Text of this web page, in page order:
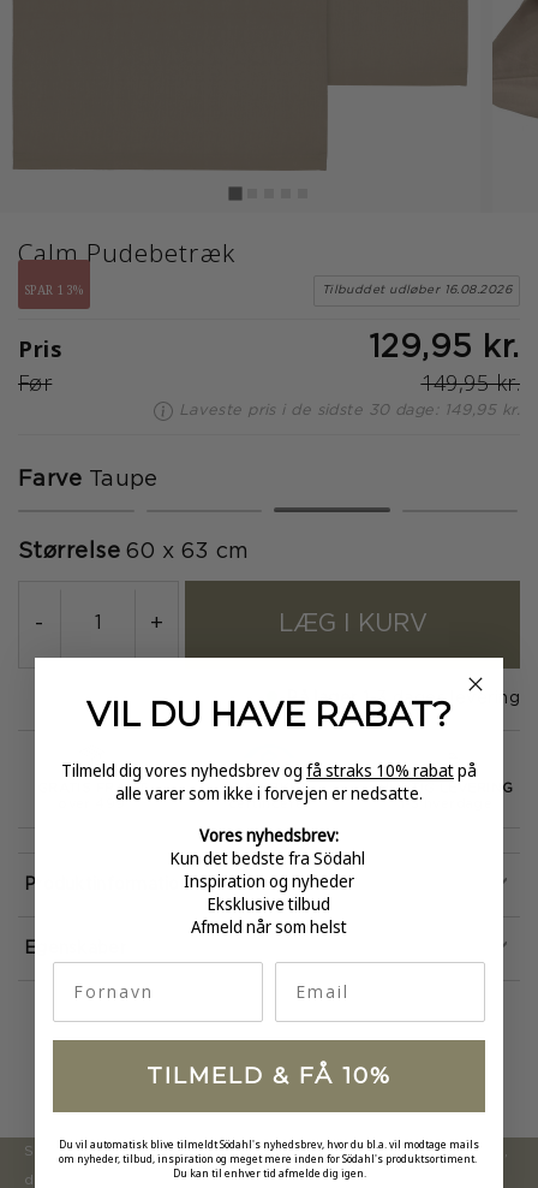
Calm Pudebetræk
SPAR 13% Tilbuddet udløber 16.08.2026
Pris 129,95 kr.
Før 149,95 kr.
Laveste pris i de sidste 30 dage: 149,95 kr.
Farve Taupe
valgte
Størrelse 60 x 63 cm
- + LÆG I KURV
På lager 1-3 dages levering
GRATIS FRAGT
E-MÆRKET
certificeret
HURTIG LEVERING
Egenskaber
Produktinformation
Södahl ønsker at tilbyde en moderne og attraktiv kollektion,
der inspirerer forbrugerne til at forny deres hjem.
VIL DU HAVE RABAT?
Tilmeld dig vores nyhedsbrev og få straks 10% rabatpå
alle varer som ikke i forvejen er nedsatte.
Vores nyhedsbrev:
Kun det bedste fra Södahl
Inspiration og nyheder
Eksklusive tilbud
Afmeld når som helst
TILMELD & FÅ 10%
Du vil automatisk blive tilmeldt Södahl's nyhedsbrev, hvor du bl.a. vil modtage mails
om nyheder, tilbud, inspiration og meget mere inden for Södahl's produktsortiment.
Du kan til enhver tid afmelde dig igen.